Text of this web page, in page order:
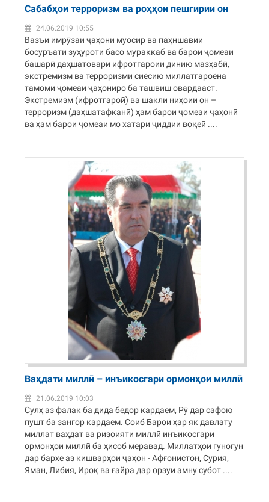
Сабабҳои терроризм ва роҳҳои пешгирии он
24.06.2019 10:55
Вазъи имрӯзаи ҷаҳони муосир ва паҳншавии
босуръати зуҳуроти басо мураккаб ва барои ҷомеаи
башарӣ даҳшатовари ифротгароии динию мазҳабӣ,
экстремизм ва терроризми сиёсию миллатгароёна
тамоми ҷомеаи ҷаҳониро ба ташвиш овардааст.
Экстремизм (ифротгароӣ) ва шакли ниҳоии он –
терроризм (даҳшатафканӣ) ҳам барои ҷомеаи ҷаҳонӣ
ва ҳам барои ҷомеаи мо хатари ҷиддии воқеӣ ....
Ваҳдати миллӣ – инъикосгари ормонҳои миллӣ
21.06.2019 10:03
Сулҳ аз фалак ба дида бедор кардаем, Рӯ дар сафою
пушт ба зангор кардаем. Соиб Барои ҳар як давлату
миллат ваҳдат ва ризоияти миллӣ инъикосгари
ормонҳои миллӣ ба ҳисоб меравад. Миллатҳои гуногун
дар бархе аз кишварҳои ҷаҳон - Афғонистон, Сурия,
Яман, Либия, Ироқ ва ғайра дар орзуи амну субот ....